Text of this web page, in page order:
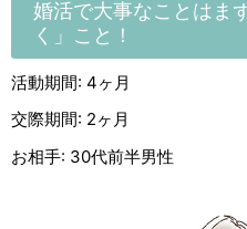
婚活で大事なことはま
く」こと！
活動期間: 4ヶ月
交際期間: 2ヶ月
お相手: 30代前半男性